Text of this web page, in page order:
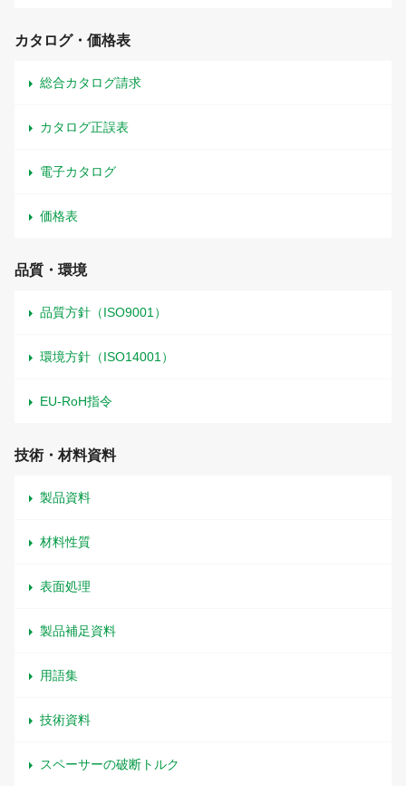
カタログ・価格表
総合カタログ請求
カタログ正誤表
電子カタログ
価格表
品質・環境
品質方針（ISO9001）
環境方針（ISO14001）
EU-RoH指令
技術・材料資料
製品資料
材料性質
表面処理
製品補足資料
用語集
技術資料
スペーサーの破断トルク